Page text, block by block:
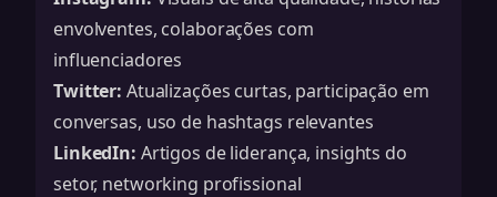
envolventes, colaborações com
influenciadores
Twitter: Atualizações curtas, participação em
conversas, uso de hashtags relevantes
LinkedIn: Artigos de liderança, insights do
setor, networking profissional